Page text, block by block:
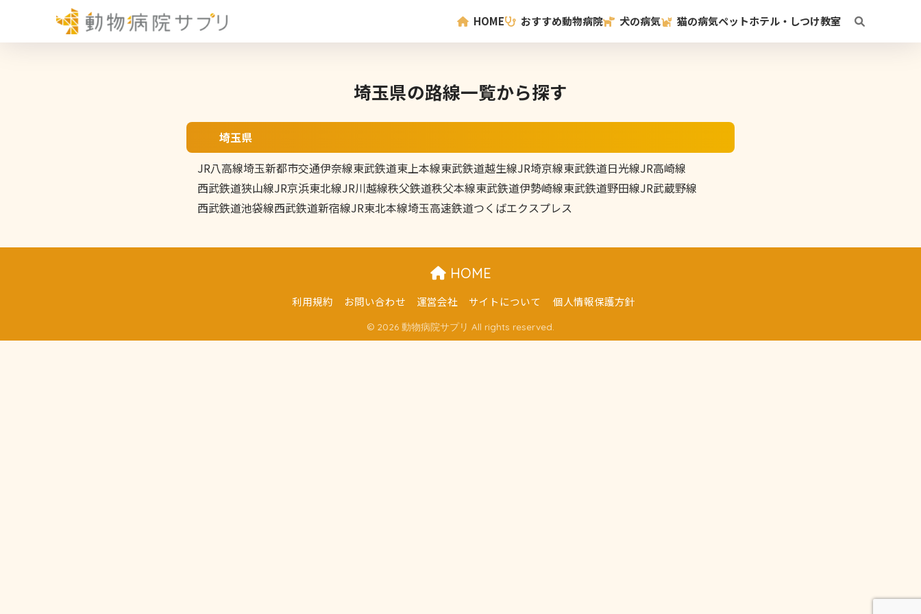
HOME おすすめ動物病院 犬の病気 猫の病気ペットホテル・しつけ教室
埼玉県の路線一覧から探す
埼玉県
JR八高線埼玉新都市交通伊奈線東武鉄道東上本線東武鉄道越生線JR埼京線東武鉄道日光線JR高崎線
西武鉄道狭山線JR京浜東北線JR川越線秩父鉄道秩父本線東武鉄道伊勢崎線東武鉄道野田線JR武蔵野線
西武鉄道池袋線西武鉄道新宿線JR東北本線埼玉高速鉄道つくばエクスプレス
HOME
利用規約 お問い合わせ 運営会社 サイトについて 個人情報保護方針
© 2026 動物病院サプリ All rights reserved.